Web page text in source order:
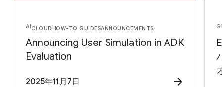
AICLOUDHOW-TO GUIDESANNOUNCEMENTS
Announcing User Simulation in ADK
Evaluation
2025年11月7日